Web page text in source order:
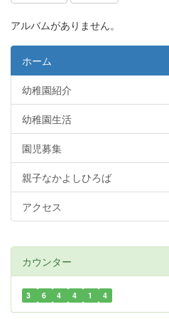
アルバムがありません。
ホーム
幼稚園紹介
幼稚園生活
園児募集
親子なかよしひろば
アクセス
カウンター
3 6 4 4 1 4